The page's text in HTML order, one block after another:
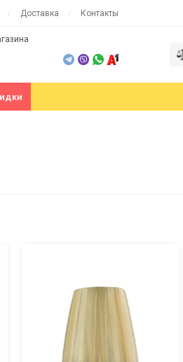
Доставка Контакты